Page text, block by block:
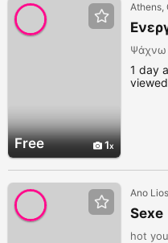
Free 1
Athens,
Ψάχνω
1 day
viewed
Ano
Sexe
hot